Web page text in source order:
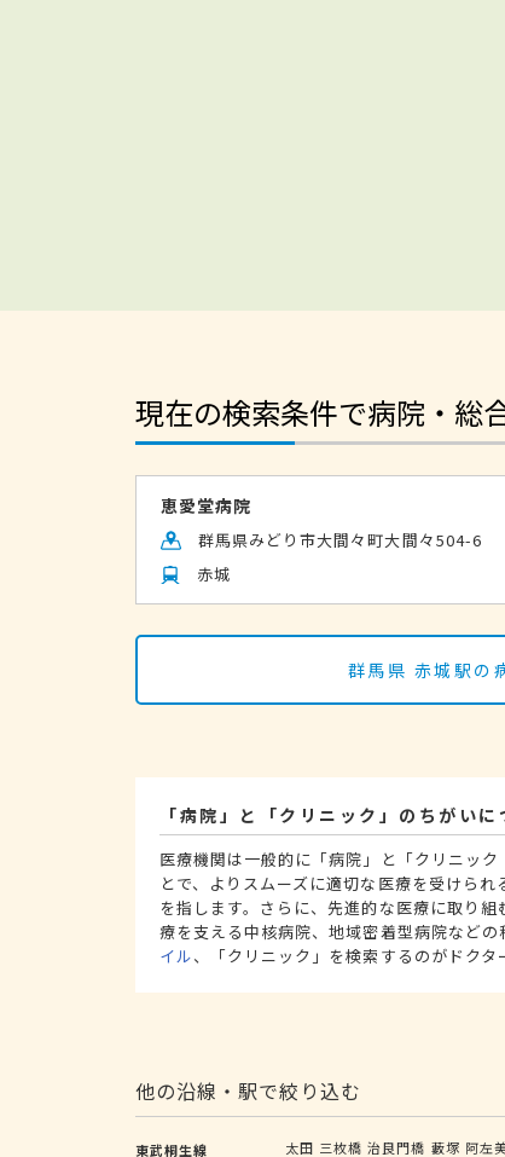
現在の検索条件で病院・総
恵愛堂病院
群馬県みどり市大間々町大間々504-6
赤城
群馬県 赤城駅の
「病院」と「クリニック」のちがいに
医療機関は一般的に「病院」と「クリニッ
とで、よりスムーズに適切な医療を受けら
を指します。さらに、先進的な医療に取り
療を支える中核病院、地域密着型病院などの
イル、「クリニック」を検索するのがドクタ
他の沿線・駅で絞り込む
東武桐生線 太田 三枚橋 治良門橋 藪塚 阿左